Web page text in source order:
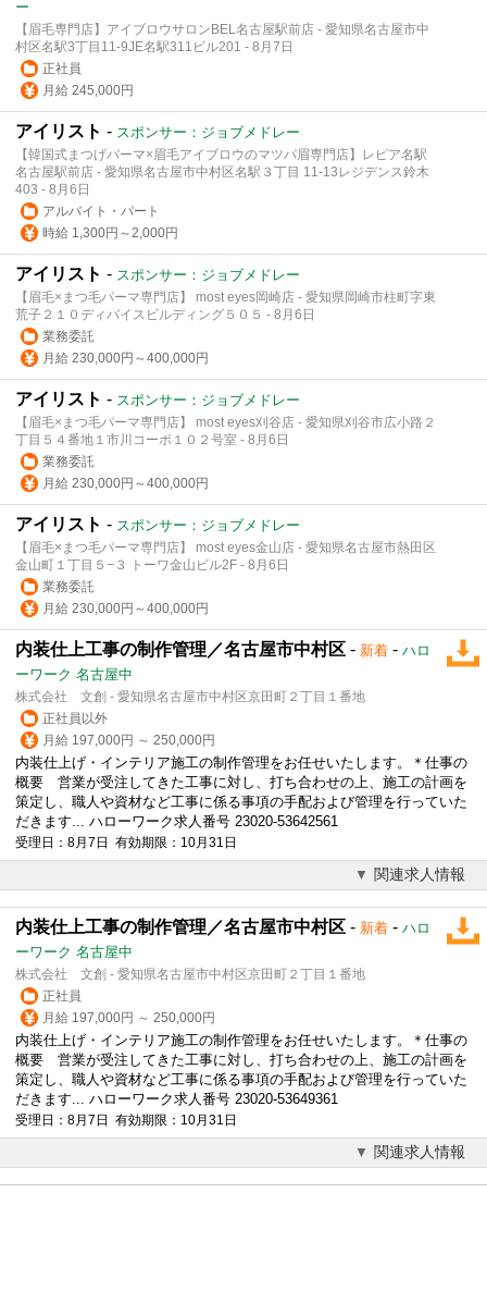
ー
【眉毛専門店】アイブロウサロンBEL名古屋駅前店 - 愛知県名古屋市中
村区名駅3丁目11-9JE名駅311ビル201 - 8月7日
正社員
月給 245,000円
アイリスト - スポンサー：ジョブメドレー
【韓国式まつげパーマ×眉毛アイブロウのマツパ眉専門店】レピア名駅
名古屋駅前店 - 愛知県名古屋市中村区名駅３丁⽬ 11-13レジデンス鈴⽊
403 - 8月6日
アルバイト・パート
時給 1,300円～2,000円
アイリスト - スポンサー：ジョブメドレー
【眉毛×まつ毛パーマ専門店】 most eyes岡崎店 - 愛知県岡崎市柱町字東
荒子２１０ディバイスビルディング５０５ - 8月6日
業務委託
月給 230,000円～400,000円
アイリスト - スポンサー：ジョブメドレー
【眉毛×まつ毛パーマ専門店】 most eyes刈谷店 - 愛知県刈谷市広小路２
丁目５４番地１市川コーポ１０２号室 - 8月6日
業務委託
月給 230,000円～400,000円
アイリスト - スポンサー：ジョブメドレー
【眉毛×まつ毛パーマ専門店】 most eyes金山店 - 愛知県名古屋市熱田区
金山町１丁目５−３ トーワ金山ビル2F - 8月6日
業務委託
月給 230,000円～400,000円
内装仕上工事の制作管理／名古屋市中村区 - 新着 - ハロ
ーワーク 名古屋中
株式会社 文創 - 愛知県名古屋市中村区京田町２丁目１番地
正社員以外
月給 197,000円 ～ 250,000円
内装仕上げ・インテリア施工の制作管理をお任せいたします。＊仕事の
概要 営業が受注してきた工事に対し、打ち合わせの上、施工の計画を
策定し、職人や資材など工事に係る事項の手配および管理を行っていた
だきます... ハローワーク求人番号 23020-53642561
受理日：8月7日 有効期限：10月31日
関連求人情報
内装仕上工事の制作管理／名古屋市中村区 - 新着 - ハロ
ーワーク 名古屋中
株式会社 文創 - 愛知県名古屋市中村区京田町２丁目１番地
正社員
月給 197,000円 ～ 250,000円
内装仕上げ・インテリア施工の制作管理をお任せいたします。＊仕事の
概要 営業が受注してきた工事に対し、打ち合わせの上、施工の計画を
策定し、職人や資材など工事に係る事項の手配および管理を行っていた
だきます... ハローワーク求人番号 23020-53649361
受理日：8月7日 有効期限：10月31日
関連求人情報